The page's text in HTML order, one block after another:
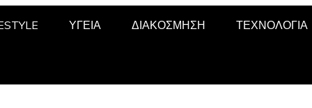
ΥΓΕΙΑ ΔΙΑΚΟΣΜΗΣΗ ΤΕΧΝΟΛΟΓΙΑ